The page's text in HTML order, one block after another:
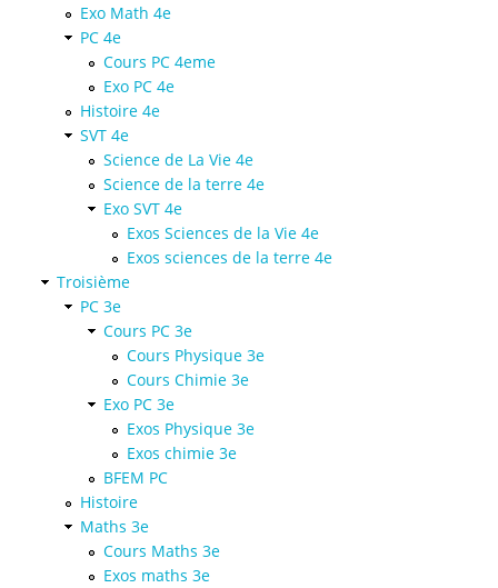
Exo Math 4e
PC 4e
Cours PC 4eme
Exo PC 4e
Histoire 4e
SVT 4e
Science de La Vie 4e
Science de la terre 4e
Exo SVT 4e
Exos Sciences de la Vie 4e
Exos sciences de la terre 4e
Troisième
PC 3e
Cours PC 3e
Cours Physique 3e
Cours Chimie 3e
Exo PC 3e
Exos Physique 3e
Exos chimie 3e
BFEM PC
Histoire
Maths 3e
Cours Maths 3e
Exos maths 3e